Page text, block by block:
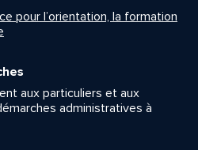
pour l’orientation, la formation
aux particuliers et aux
administratives à